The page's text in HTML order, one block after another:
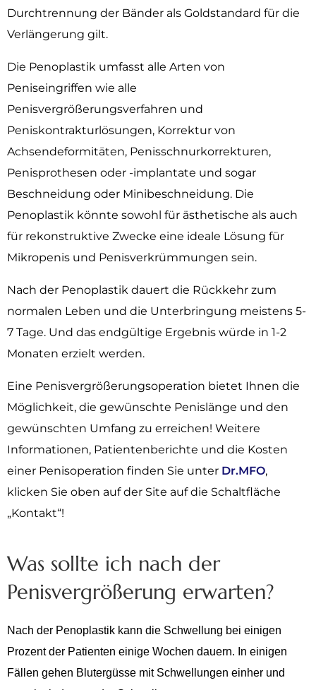
Durchtrennung der Bänder als Goldstandard für die
Verlängerung gilt.
Die Penoplastik umfasst alle Arten von
Peniseingriffen wie alle
Penisvergrößerungsverfahren und
Peniskontrakturlösungen, Korrektur von
Achsendeformitäten, Penisschnurkorrekturen,
Penisprothesen oder -implantate und sogar
Beschneidung oder Minibeschneidung. Die
Penoplastik könnte sowohl für ästhetische als auch
für rekonstruktive Zwecke eine ideale Lösung für
Mikropenis und Penisverkrümmungen sein.
Nach der Penoplastik dauert die Rückkehr zum
normalen Leben und die Unterbringung meistens 5-
7 Tage. Und das endgültige Ergebnis würde in 1-2
Monaten erzielt werden.
Eine Penisvergrößerungsoperation bietet Ihnen die
Möglichkeit, die gewünschte Penislänge und den
gewünschten Umfang zu erreichen! Weitere
Informationen, Patientenberichte und die Kosten
einer Penisoperation finden Sie unter Dr.MFO,
klicken Sie oben auf der Site auf die Schaltfläche
„Kontakt“!
Was sollte ich nach der
Penisvergrößerung erwarten?
Nach der Penoplastik kann die Schwellung bei einigen
Prozent der Patienten einige Wochen dauern. In einigen
Fällen gehen Blutergüsse mit Schwellungen einher und